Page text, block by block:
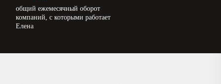
общий ежемесячный оборот
компаний, с которыми работает
Елена